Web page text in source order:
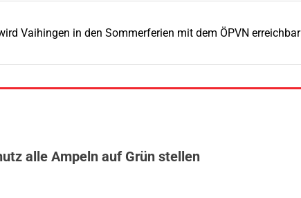
Vaihingen in den Sommerferien mit dem ÖPVN erreichbar
alle Ampeln auf Grün stellen